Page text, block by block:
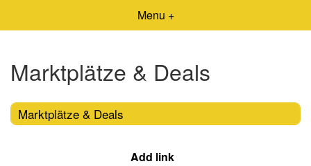
Menu +
Marktplätze & Deals
Marktplätze & Deals
Add link